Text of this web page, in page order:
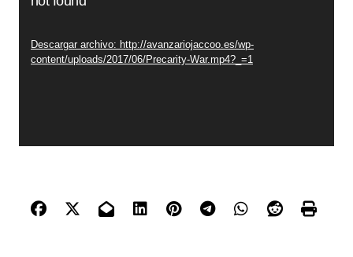
Descargar archivo: http://avanzariojaccoo.es/wp-
content/uploads/2017/06/Precarity-War.mp4?_=1